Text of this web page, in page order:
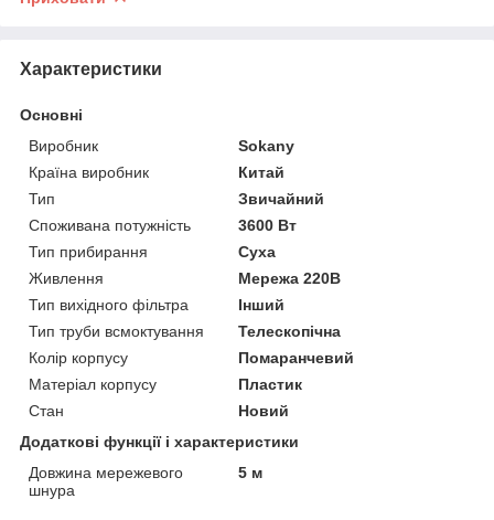
Характеристики
Основні
Виробник
Sokany
Країна виробник
Китай
Тип
Звичайний
Споживана потужність
3600 Вт
Тип прибирання
Суха
Живлення
Мережа 220В
Тип вихідного фільтра
Інший
Тип труби всмоктування
Телескопічна
Колір корпусу
Помаранчевий
Матеріал корпусу
Пластик
Стан
Новий
Додаткові функції і характеристики
Довжина мережевого
шнура
5 м